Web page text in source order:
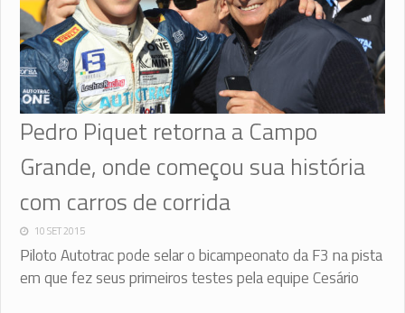
Pedro Piquet retorna a Campo
Grande, onde começou sua história
com carros de corrida
10 SET 2015
Piloto Autotrac pode selar o bicampeonato da F3 na pista
em que fez seus primeiros testes pela equipe Cesário